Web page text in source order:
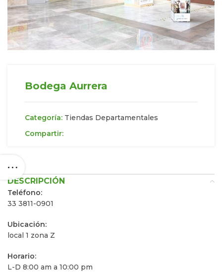
Bodega Aurrera
Categoría: Tiendas Departamentales
Compartir:
DESCRIPCIÓN
Teléfono:
33 3811-0901
Ubicación:
local 1 zona Z
Horario:
L-D 8:00 am a 10:00 pm